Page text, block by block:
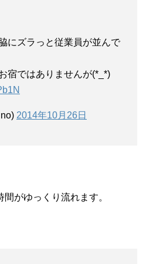
にズラっと従業員が並んで
宿ではありませんが(*_*)
2014年10月26日
がゆっくり流れます。